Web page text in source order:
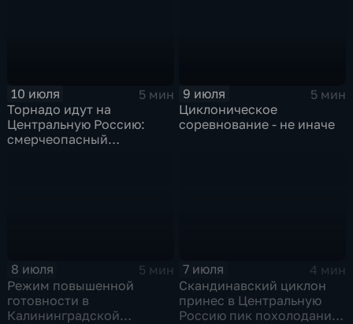
10 июля
5 мин
Торнадо идут на
Центральную Россию:
смерчеопасный
9 июля
5 мин
Циклоническое
соревнование - не иначе
8 июля
5 мин
Режим повышенной
готовности в
Калининградской
7 июля
4 мин
Скандинавский циклон
принес в Центральную
Россию пик похолодания